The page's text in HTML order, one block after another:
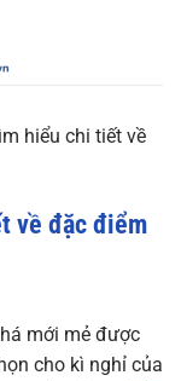
hiểu chi tiết về
về đặc điểm
mới mẻ được
cho kì nghỉ của